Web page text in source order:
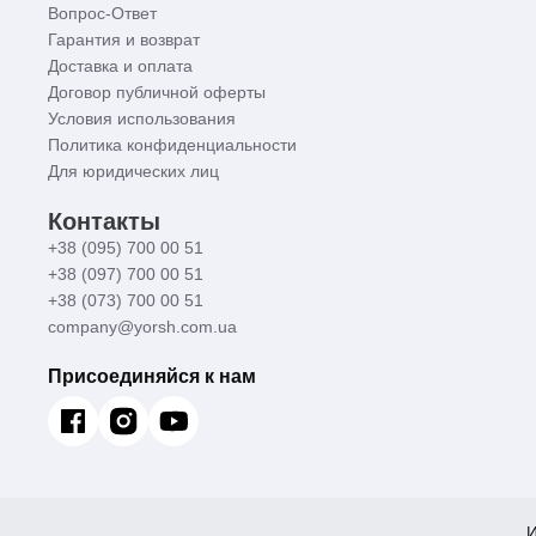
Вопрос-Ответ
Гарантия и возврат
Доставка и оплата
Договор публичной оферты
Условия использования
Политика конфиденциальности
Для юридических лиц
Контакты
+38 (095) 700 00 51
+38 (097) 700 00 51
+38 (073) 700 00 51
company@yorsh.com.ua
Присоединяйся к нам